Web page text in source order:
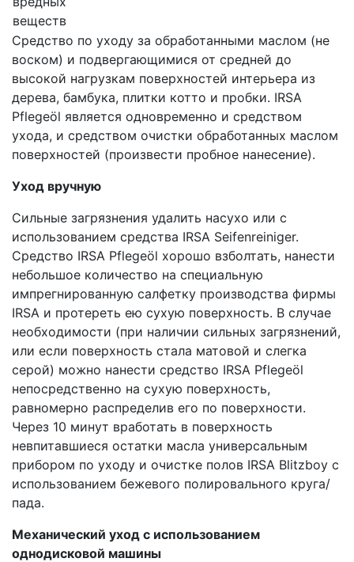
веществ
Средство по уходу за обработанными маслом (не
воском) и подвергающимися от средней до
высокой нагрузкам поверхностей интерьера из
дерева, бамбука, плитки котто и пробки. IRSA
Pflegeöl является одновременно и средством
ухода, и средством очистки обработанных маслом
поверхностей (произвести пробное нанесение).
Уход вручную
Сильные загрязнения удалить насухо или с
использованием средства IRSA Seifenreiniger.
Средство IRSA Pflegeöl хорошо взболтать, нанести
небольшое количество на специальную
импрегнированную салфетку производства фирмы
IRSA и протереть ею сухую поверхность. В случае
необходимости (при наличии сильных загрязнений,
или если поверхность стала матовой и слегка
серой) можно нанести средство IRSA Pflegeöl
непосредственно на сухую поверхность,
равномерно распределив его по поверхности.
Через 10 минут вработать в поверхность
невпитавшиеся остатки масла универсальным
прибором по уходу и очистке полов IRSA Blitzboy с
использованием бежевого полировального круга/
пада.
Механический уход с использованием
однодисковой машины